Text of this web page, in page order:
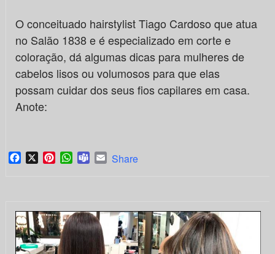
O conceituado hairstylist Tiago Cardoso que atua
no Salão 1838 e é especializado em corte e
coloração, dá algumas dicas para mulheres de
cabelos lisos ou volumosos para que elas
possam cuidar dos seus fios capilares em casa.
Anote:
Facebook
X PinterestWhatsApp
TeamsEmail
Share